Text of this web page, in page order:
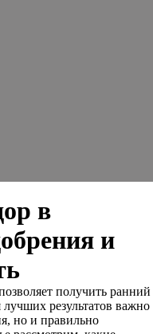
в
и
получить ранний
результатов важно
но и правильно